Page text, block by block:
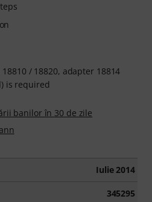
/ 18820, adapter 18814
is required
banilor în 30 de zile
Iulie 2014
345295